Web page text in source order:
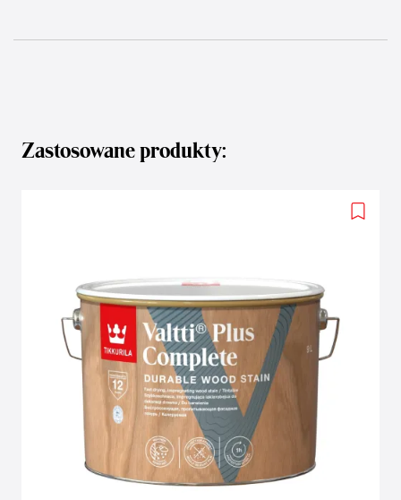
Zastosowane produkty:
Add